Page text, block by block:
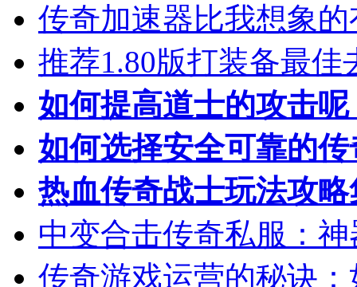
传奇加速器比我想象的
推荐1.80版打装备最佳
如何提高道士的攻击呢
如何选择安全可靠的
热血传奇战士玩法攻略
中变合击传奇私服：
传奇游戏运营的秘诀